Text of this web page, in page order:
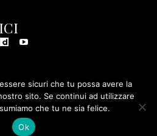
Srl - Tutti i diritti riservati - P.
08570971005
sicuri che tu possa avere la
sito. Se continui ad utilizzare
che tu ne sia felice.
Ok